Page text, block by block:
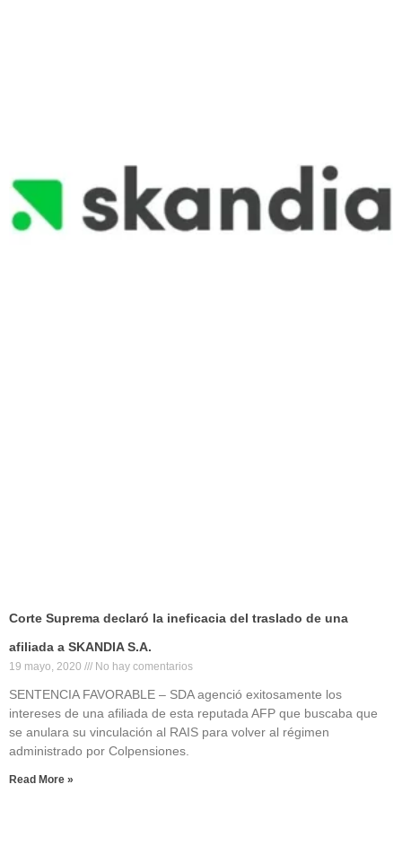
Corte Suprema declaró la ineficacia del traslado de una
afiliada a SKANDIA S.A.
19 mayo, 2020 No hay comentarios
SENTENCIA FAVORABLE – SDA agenció exitosamente los
intereses de una afiliada de esta reputada AFP que buscaba que
se anulara su vinculación al RAIS para volver al régimen
administrado por Colpensiones.
Read More »